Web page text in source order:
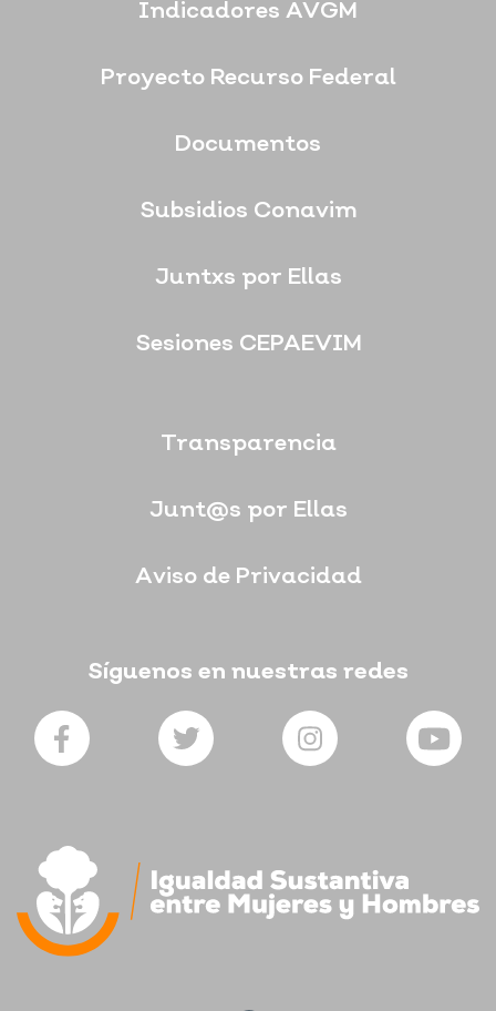
Indicadores AVGM
Proyecto Recurso Federal
Documentos
Subsidios Conavim
Juntxs por Ellas
Sesiones CEPAEVIM
Transparencia
Junt@s por Ellas
Aviso de Privacidad
Síguenos en nuestras redes